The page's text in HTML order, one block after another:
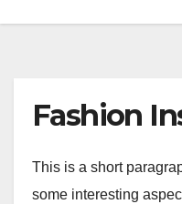
Fashion
This is a short
some interesting